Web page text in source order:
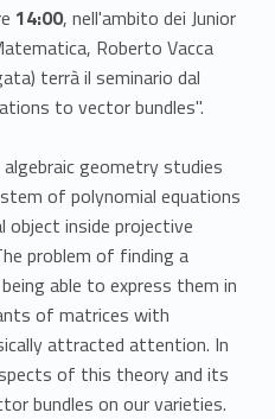
14:00, nell'ambito dei Junior
Roberto Vacca
terrà il seminario dal
to vector bundles".
geometry studies
of polynomial equations
object inside projective
problem of finding a
able to express them in
of matrices with
attracted attention. In
of this theory and its
bundles on our varieties.